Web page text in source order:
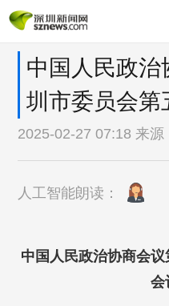
中国人民政治
圳市委员会第
2025-02-27 07:18 来源
人工智能朗读：
中国人民政治协商会
会